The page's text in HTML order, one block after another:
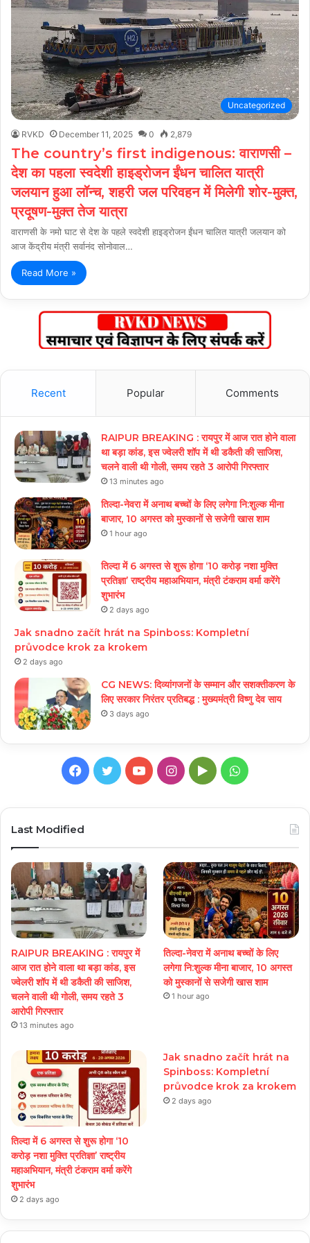
Uncategorized
RVKD December 11, 2025 0 2,879
The country’s first indigenous: वाराणसी –
देश का पहला स्वदेशी हाइड्रोजन ईंधन चालित यात्री
जलयान हुआ लॉन्च, शहरी जल परिवहन में मिलेगी शोर-मुक्त,
प्रदूषण-मुक्त तेज यात्रा
वाराणसी के नमो घाट से देश के पहले स्वदेशी हाइड्रोजन ईंधन चालित यात्री जलयान को
आज केंद्रीय मंत्री सर्वानंद सोनोवाल…
Read More »
Recent Popular Comments
RAIPUR BREAKING : रायपुर में आज रात होने वाला
था बड़ा कांड, इस ज्वेलरी शॉप में थी डकैती की साजिश,
चलने वाली थी गोली, समय रहते 3 आरोपी गिरफ्तार
13 minutes ago
तिल्दा-नेवरा में अनाथ बच्चों के लिए लगेगा नि:शुल्क मीना
बाजार, 10 अगस्त को मुस्कानों से सजेगी खास शाम
1 hour ago
तिल्दा में 6 अगस्त से शुरू होगा ‘10 करोड़ नशा मुक्ति
प्रतिज्ञा’ राष्ट्रीय महाअभियान, मंत्री टंकराम वर्मा करेंगे
शुभारंभ
2 days ago
Jak snadno začít hrát na Spinboss: Kompletní
průvodce krok za krokem
2 days ago
CG NEWS: दिव्यांगजनों के सम्मान और सशक्तीकरण के
लिए सरकार निरंतर प्रतिबद्ध : मुख्यमंत्री विष्णु देव साय
3 days ago
Facebook
TwitterYouTubeInstagram
GoogleWhatsApp
Last Modified
RAIPUR BREAKING : रायपुर में
आज रात होने वाला था बड़ा कांड, इस
ज्वेलरी शॉप में थी डकैती की साजिश,
चलने वाली थी गोली, समय रहते 3
आरोपी गिरफ्तार
13 minutes ago
तिल्दा-नेवरा में अनाथ बच्चों के लिए
लगेगा नि:शुल्क मीना बाजार, 10 अगस्त
को मुस्कानों से सजेगी खास शाम
1 hour ago
तिल्दा में 6 अगस्त से शुरू होगा ‘10
करोड़ नशा मुक्ति प्रतिज्ञा’ राष्ट्रीय
महाअभियान, मंत्री टंकराम वर्मा करेंगे
शुभारंभ
2 days ago
Jak snadno začít hrát na
Spinboss: Kompletní
průvodce krok za krokem
2 days ago